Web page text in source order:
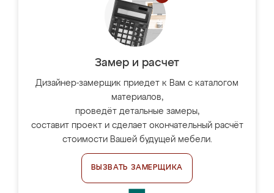
Замер и расчет
Дизайнер-замерщик приедет к Вам с каталогом
материалов,
проведёт детальные замеры,
составит проект и сделает окончательный расчёт
стоимости Вашей будущей мебели.
ВЫЗВАТЬ ЗАМЕРЩИКА